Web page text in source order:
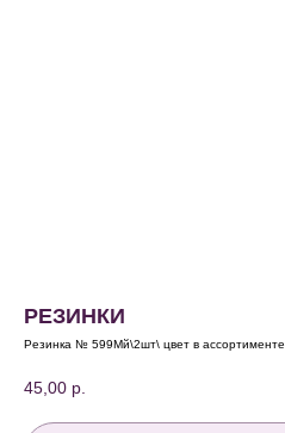
РЕЗИНКИ
Резинка № 599Мй\2шт\ цвет в ассортименте
45,00 р.